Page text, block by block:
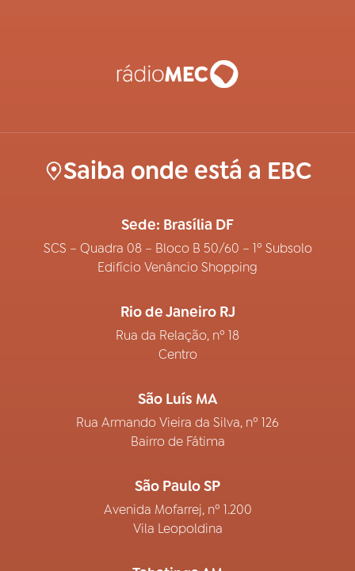
Saiba onde está a EBC
Sede: Brasília DF
SCS – Quadra 08 – Bloco B 50/60 – 1º Subsolo
Edifício Venâncio Shopping
Rio de Janeiro RJ
Rua da Relação, nº 18
Centro
São Luís MA
Rua Armando Vieira da Silva, nº 126
Bairro de Fátima
São Paulo SP
Avenida Mofarrej, nº 1.200
Vila Leopoldina